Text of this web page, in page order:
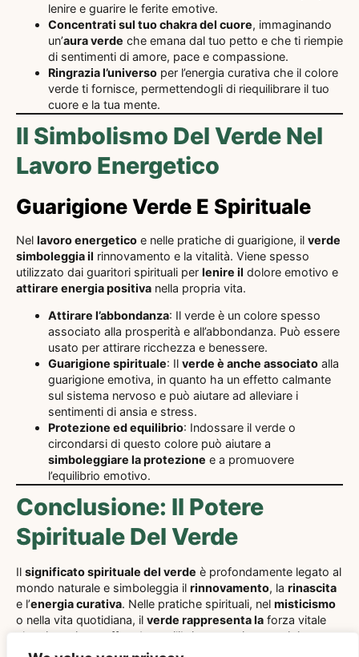
lenire e guarire le ferite emotive.
Concentrati sul tuo chakra del cuore, immaginando
un’aura verde che emana dal tuo petto e che ti riempie
di sentimenti di amore, pace e compassione.
Ringrazia l’universo per l’energia curativa che il colore
verde ti fornisce, permettendogli di riequilibrare il tuo
cuore e la tua mente.
Il Simbolismo Del Verde Nel
Lavoro Energetico
Guarigione Verde E Spirituale
Nel lavoro energetico e nelle pratiche di guarigione, il verde
simboleggia il rinnovamento e la vitalità. Viene spesso
utilizzato dai guaritori spirituali per lenire il dolore emotivo e
attirare energia positiva nella propria vita.
Attirare l’abbondanza: Il verde è un colore spesso
associato alla prosperità e all’abbondanza. Può essere
usato per attirare ricchezza e benessere.
Guarigione spirituale: Il verde è anche associato alla
guarigione emotiva, in quanto ha un effetto calmante
sul sistema nervoso e può aiutare ad alleviare i
sentimenti di ansia e stress.
Protezione ed equilibrio: Indossare il verde o
circondarsi di questo colore può aiutare a
simboleggiare la protezione e a promuovere
l’equilibrio emotivo.
Conclusione: Il Potere
Spirituale Del Verde
Il significato spirituale del verde è profondamente legato al
mondo naturale e simboleggia il rinnovamento, la rinascita
e l’energia curativa. Nelle pratiche spirituali, nel misticismo
o nella vita quotidiana, il verde rappresenta la forza vitale
che ci sostiene, offrendo equilibrio, armonia e guarigione
emotiva.